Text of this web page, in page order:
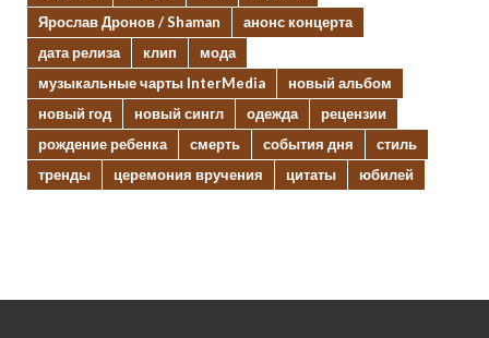
Ярослав Дронов / Shaman
анонс концерта
дата релиза
клип
мода
музыкальные чарты InterMedia
новый альбом
новый год
новый сингл одежда
рецензии
рождение ребенка
смерть события дня
стиль
тренды
церемония вручения цитаты юбилей